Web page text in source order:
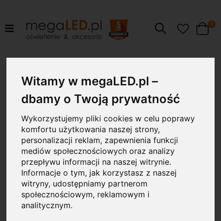
Witamy w megaLED.pl –
dbamy o Twoją prywatność
Wykorzystujemy pliki cookies w celu poprawy
komfortu użytkowania naszej strony,
personalizacji reklam, zapewnienia funkcji
mediów społecznościowych oraz analizy
przepływu informacji na naszej witrynie.
Informacje o tym, jak korzystasz z naszej
witryny, udostępniamy partnerom
społecznościowym, reklamowym i
analitycznym.
Szukaj Cart
0
koniec
galerii
60W